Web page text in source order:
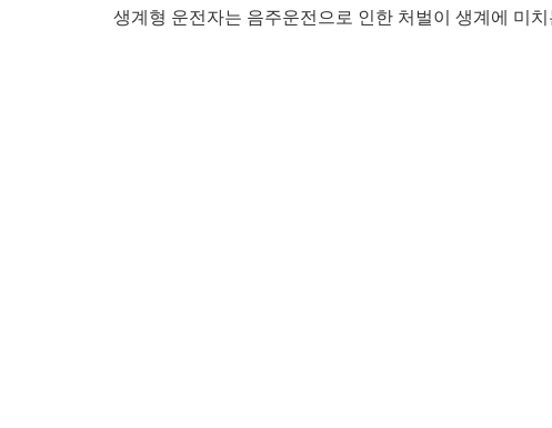
생계형 운전자는 음주운전으로 인한 처벌이 생계에 미